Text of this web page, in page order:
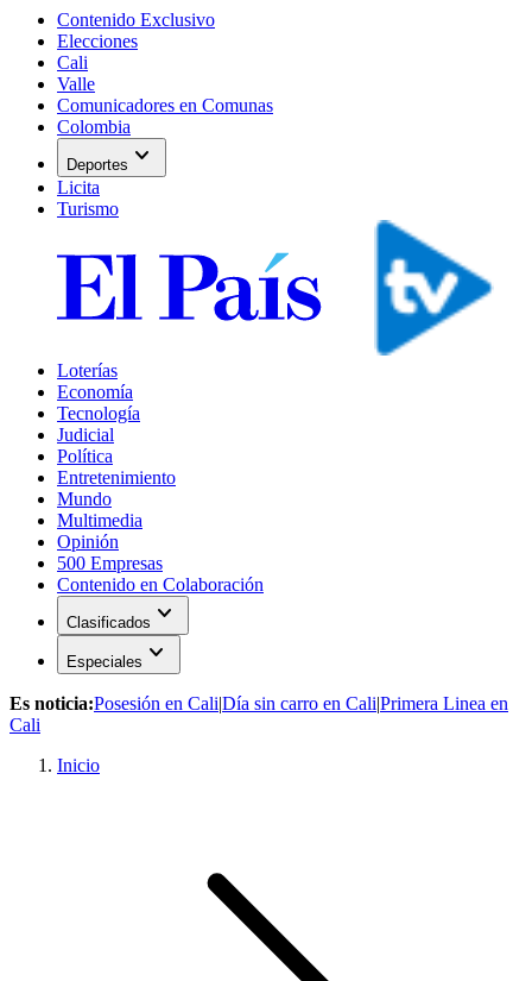
Contenido Exclusivo
Elecciones
Cali
Valle
Comunicadores en Comunas
Colombia
Deportes expand_more
Licita
Turismo
Loterías
Economía
Tecnología
Judicial
Política
Entretenimiento
Mundo
Multimedia
Opinión
500 Empresas
Contenido en Colaboración
Clasificados expand_more
Especiales expand_more
Es noticia:Posesión en Cali|Día sin carro en Cali|Primera Linea en
Cali
Inicio